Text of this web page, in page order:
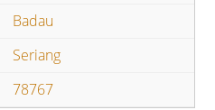
Badau
Seriang
78767